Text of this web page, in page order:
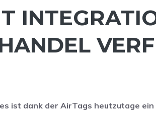
ist dank der AirTags heutzutage ein